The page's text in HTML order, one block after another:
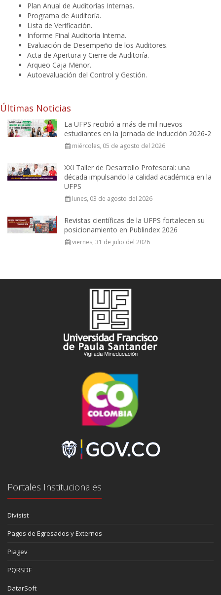
Plan Anual de Auditorías Internas.
Programa de Auditoría.
Lista de Verificación.
Informe Final Auditoría Interna.
Evaluación de Desempeño de los Auditores.
Acta de Apertura y Cierre de Auditoría.
Arqueo Caja Menor.
Autoevaluación del Control y Gestión.
Últimas Noticias
La UFPS recibió a más de mil nuevos
estudiantes en la jornada de inducción 2026-2
miércoles, 05 de agosto del 2026
XXI Taller de Desarrollo Profesoral: una
década impulsando la calidad académica en la
UFPS
lunes, 03 de agosto del 2026
Revistas científicas de la UFPS fortalecen su
posicionamiento en Publindex 2026
viernes, 31 de julio del 2026
Portales Institucionales
Divisist
Pagos de Egresados y Externos
Piagev
PQRSDF
DatarSoft